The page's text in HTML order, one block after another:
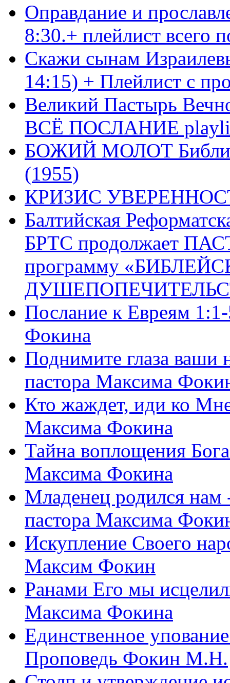
Оправдание и
8:30.+ плейлист
Скажи сынам
14:15) + Плейлист с
Великий Пастырь
ВСЁ ПОСЛАНИЕ
БОЖИЙ МОЛОТ Библия
(1955)
КРИЗИС
Балтийская
БРТС продолжает
программу
Послание к Евреям
Фокина
Поднимите глаза ваши
пастора Максима
Кто жаждет, иди ко
Максима Фокина
Тайна воплощения
Максима Фокина
Младенец родился
пастора Максима
Искупление Своего
Максим Фокин
Ранами Его мы
Максима Фокина
Единственное
Проповедь Фокин М.Н.